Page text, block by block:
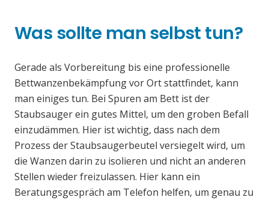
Was sollte man selbst tun?
Gerade als Vorbereitung bis eine professionelle
Bettwanzenbekämpfung vor Ort stattfindet, kann
man einiges tun. Bei Spuren am Bett ist der
Staubsauger ein gutes Mittel, um den groben Befall
einzudämmen. Hier ist wichtig, dass nach dem
Prozess der Staubsaugerbeutel versiegelt wird, um
die Wanzen darin zu isolieren und nicht an anderen
Stellen wieder freizulassen. Hier kann ein
Beratungsgespräch am Telefon helfen, um genau zu